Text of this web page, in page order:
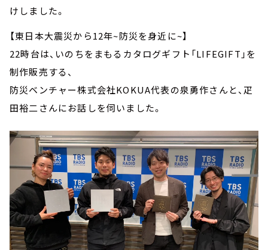
けしました。
【東日本大震災から12年~防災を身近に~】
22時台は、いのちをまもるカタログギフト「LIFEGIFT」を
制作販売する、
防災ベンチャー株式会社KOKUA代表の泉勇作さんと、疋
田裕二さんにお話しを伺いました。